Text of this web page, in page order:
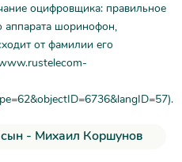
оцифровщика: правильное
аппарата шоринофон,
от фамилии его
- Михаил Коршунов